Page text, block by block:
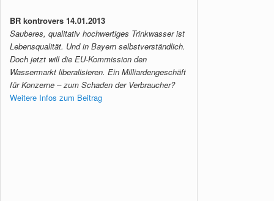
BR kontrovers 14.01.2013
Sauberes, qualitativ hochwertiges Trinkwasser ist
Lebensqualität. Und in Bayern selbstverständlich.
Doch jetzt will die EU-Kommission den
Wassermarkt liberalisieren. Ein Milliardengeschäft
für Konzerne – zum Schaden der Verbraucher?
Weitere Infos zum Beitrag